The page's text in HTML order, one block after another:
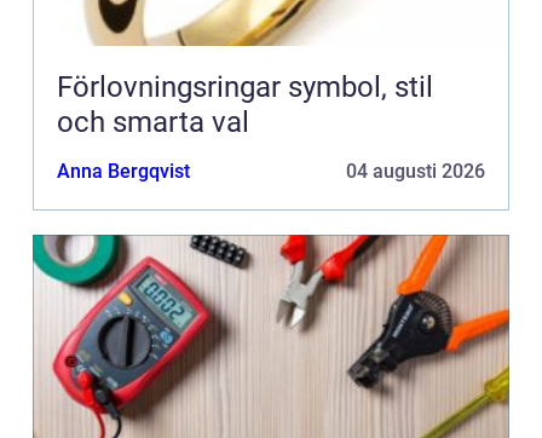
Förlovningsringar symbol, stil
och smarta val
Anna Bergqvist 04 augusti 2026